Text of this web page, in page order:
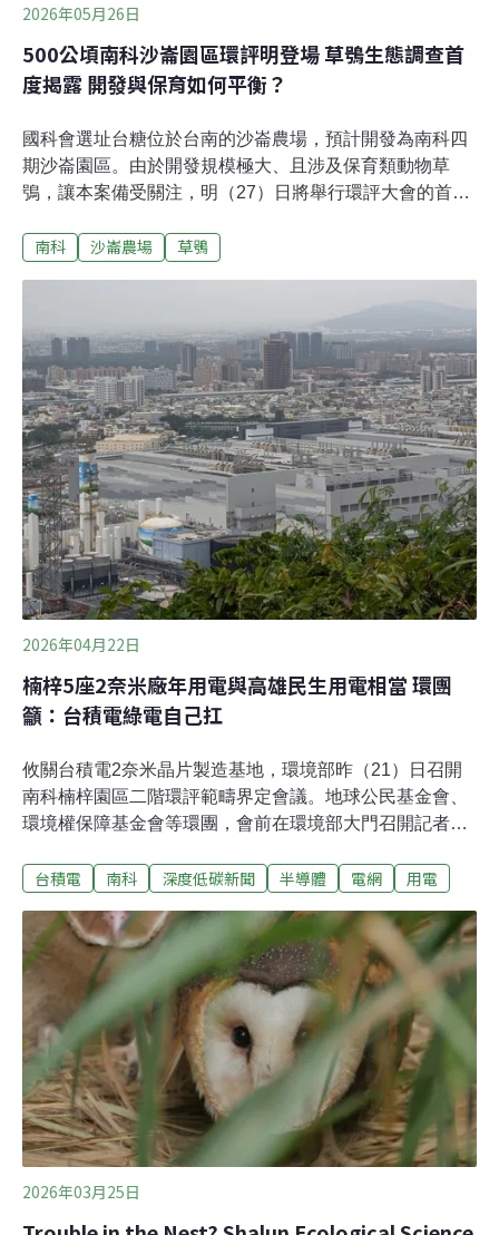
2026年05月26日
500公頃南科沙崙園區環評明登場 草鴞生態調查首
度揭露 開發與保育如何平衡？
國科會選址台糖位於台南的沙崙農場，預計開發為南科四
期沙崙園區。由於開發規模極大、且涉及保育類動物草
鴞，讓本案備受關注，明（27）日將舉行環評大會的首次
《環境資訊中心》整理本案用水、用電、生態等資訊、採
製程需求，國科會選址台南高鐵站東側的台糖沙崙農場，
預計開發南科沙崙園區（俗稱南科四期），台積電為本案
主要潛在廠商。沙崙園區總開發面積506.97公頃，法定須
進入較嚴謹的二階環評審查，區內約有近一半（47%）現
為農耕地，種植西瓜、鳳梨、木瓜、牧草等，另有大片台
糖造林地。南科局在環說書中指出，園區用水量為32.4萬
CMD，終期用電為2.6GW，園區除了由台水第六區管理處
供水，也會協調南市府、水利署、國土署規劃再生水、海
淡水開發，增加的用電部分，未
南科 沙崙農場 草鴞
2026年04月22日
楠梓5座2奈米廠年用電與高雄民生用電相當 環團
籲：台積電綠電自己扛
攸關台積電2奈米晶片製造基地，環境部昨（21）日召開
南科楠梓園區二階環評範疇界定會議。地球公民基金會、
環境權保障基金會等環團，會前在環境部大門召開記者
電，且仰賴興達火力電廠，「台積電用光高雄的電」、
生能源，「綠電自己扛」。範疇界定會議在召開了1.5小時
後結束，南科管理局表示，將進一步與台電確認園區開發
對全國及南部電網的影響，也會評估是否對高雄市的學
校、機關投入屋頂光電補助。南科楠梓耗電大 與沙崙都仰
賴興達火力 環團：污染留高屏政府推動「大南方新矽谷方
案」，在南部建立高科技產業鏈。台積電選定已熄燈的中
油五輕舊廠範圍作為2奈米晶片製造基地，近年已陸續通
過地方環保局環評，包含高市府主導規劃的台積電P1、P2
廠已開始量產，以及台積電後續提出的P3、P4、P5擴廠
範圍，目前廠房興建中。國科會則針對既有開
台積電 南科 深度低碳新聞 半導體 電網 用電
2026年03月25日